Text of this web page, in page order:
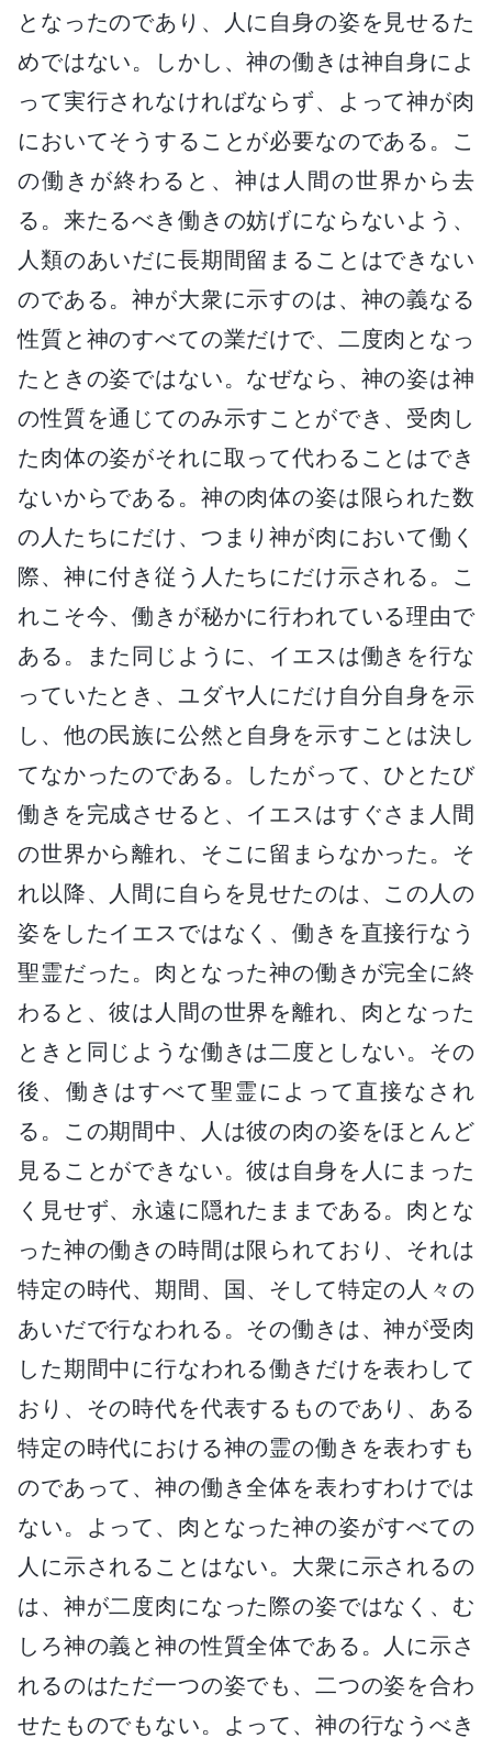
となったのであり、人に自身の姿を見せるた
めではない。しかし、神の働きは神自身によ
って実行されなければならず、よって神が肉
においてそうすることが必要なのである。こ
の働きが終わると、神は人間の世界から去
る。来たるべき働きの妨げにならないよう、
人類のあいだに長期間留まることはできない
のである。神が大衆に示すのは、神の義なる
性質と神のすべての業だけで、二度肉となっ
たときの姿ではない。なぜなら、神の姿は神
の性質を通じてのみ示すことができ、受肉し
た肉体の姿がそれに取って代わることはでき
ないからである。神の肉体の姿は限られた数
の人たちにだけ、つまり神が肉において働く
際、神に付き従う人たちにだけ示される。こ
れこそ今、働きが秘かに行われている理由で
ある。また同じように、イエスは働きを行な
っていたとき、ユダヤ人にだけ自分自身を示
し、他の民族に公然と自身を示すことは決し
てなかったのである。したがって、ひとたび
働きを完成させると、イエスはすぐさま人間
の世界から離れ、そこに留まらなかった。そ
れ以降、人間に自らを見せたのは、この人の
姿をしたイエスではなく、働きを直接行なう
聖霊だった。肉となった神の働きが完全に終
わると、彼は人間の世界を離れ、肉となった
ときと同じような働きは二度としない。その
後、働きはすべて聖霊によって直接なされ
る。この期間中、人は彼の肉の姿をほとんど
見ることができない。彼は自身を人にまった
く見せず、永遠に隠れたままである。肉とな
った神の働きの時間は限られており、それは
特定の時代、期間、国、そして特定の人々の
あいだで行なわれる。その働きは、神が受肉
した期間中に行なわれる働きだけを表わして
おり、その時代を代表するものであり、ある
特定の時代における神の霊の働きを表わすも
のであって、神の働き全体を表わすわけでは
ない。よって、肉となった神の姿がすべての
人に示されることはない。大衆に示されるの
は、神が二度肉になった際の姿ではなく、む
しろ神の義と神の性質全体である。人に示さ
れるのはただ一つの姿でも、二つの姿を合わ
せたものでもない。よって、神の行なうべき